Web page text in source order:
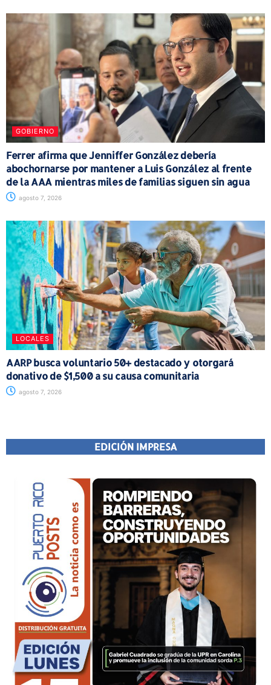
GOBIERNO
Ferrer afirma que Jenniffer González debería
abochornarse por mantener a Luis González al frente
de la AAA mientras miles de familias siguen sin agua
agosto 7, 2026
LOCALES
AARP busca voluntario 50+ destacado y otorgará
donativo de $1,500 a su causa comunitaria
agosto 7, 2026
EDICIÓN IMPRESA